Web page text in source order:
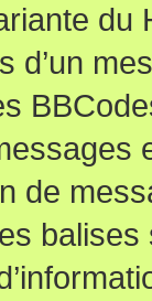
du
d’un
de